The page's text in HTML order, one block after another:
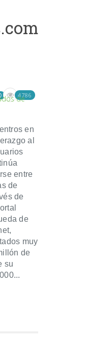
de
4786
en
al
entre
de
de
de
muy
de
su